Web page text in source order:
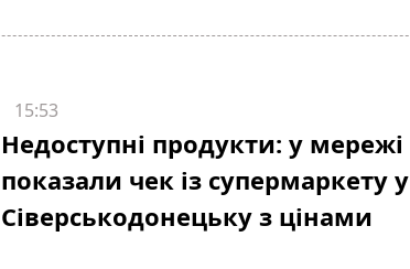
15:53
Недоступні продукти: у мережі
показали чек із супермаркету у
Сіверськодонецьку з цінами